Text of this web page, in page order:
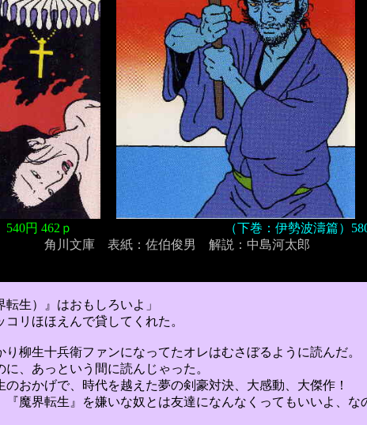
540円 462ｐ
（下巻：伊勢波濤篇）
角川文庫 表紙：佐伯俊男 解説：中島河太郎
生）』はおもしろいよ」
リほほえんで貸してくれた。
柳生十兵衛ファンになってたオレはむさぼるように読んだ。
、あっという間に読んじゃった。
のおかげで、 時代を越えた夢の剣豪対決、大感動、大傑作！
『魔界転生 』 を嫌いな奴とは友達になんなくってもいいよ、な